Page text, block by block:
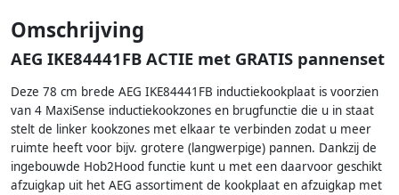
Omschrijving
AEG IKE84441FB ACTIE met GRATIS pannenset
Deze 78 cm brede AEG IKE84441FB inductiekookplaat is voorzien
van 4 MaxiSense inductiekookzones en brugfunctie die u in staat
stelt de linker kookzones met elkaar te verbinden zodat u meer
ruimte heeft voor bijv. grotere (langwerpige) pannen. Dankzij de
ingebouwde Hob2Hood functie kunt u met een daarvoor geschikt
afzuigkap uit het AEG assortiment de kookplaat en afzuigkap met